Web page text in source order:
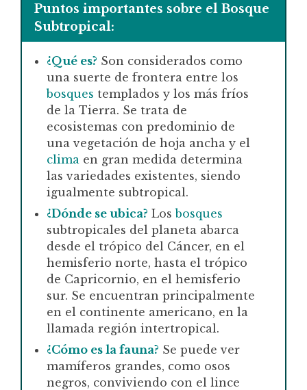
Puntos importantes sobre el Bosque
Subtropical:
¿Qué es? Son considerados como
una suerte de frontera entre los
bosques templados y los más fríos
de la Tierra. Se trata de
ecosistemas con predominio de
una vegetación de hoja ancha y el
clima en gran medida determina
las variedades existentes, siendo
igualmente subtropical.
¿Dónde se ubica? Losbosques
subtropicales del planeta abarca
desde el trópico del Cáncer, en el
hemisferio norte, hasta el trópico
de Capricornio, en el hemisferio
sur. Se encuentran principalmente
en el continente americano, en la
llamada región intertropical.
¿Cómo es la fauna? Se puede ver
mamíferos grandes, como osos
negros, conviviendo con el lince